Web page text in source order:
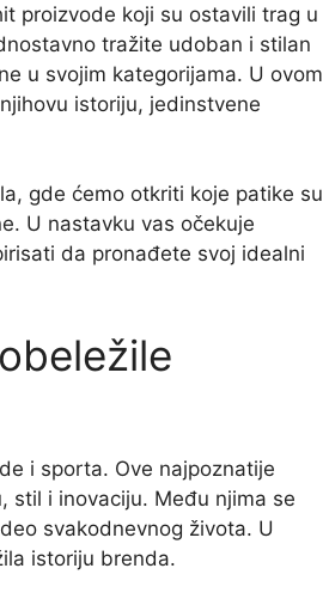
proizvode koji su ostavili trag u
tražite udoban i stilan
u svojim kategorijama. U ovom
istoriju, jedinstvene
gde ćemo otkriti koje patike su
U nastavku vas očekuje
da pronađete svoj idealni
i sporta. Ove najpoznatije
stil i inovaciju. Među njima se
svakodnevnog života. U
istoriju brenda.